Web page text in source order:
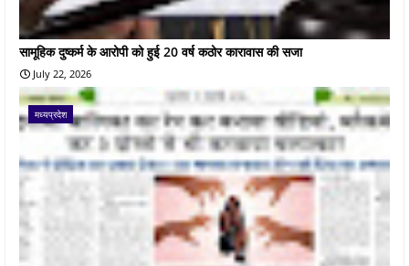
सामूहिक दुष्कर्म के आरोपी को हुई 20 वर्ष कठोर कारावास की सजा
July 22, 2026
मध्यप्रदेश